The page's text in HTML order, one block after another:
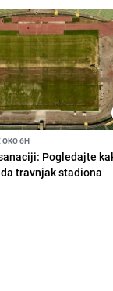
OKO 6H
Pogledajte
travnjak stadiona